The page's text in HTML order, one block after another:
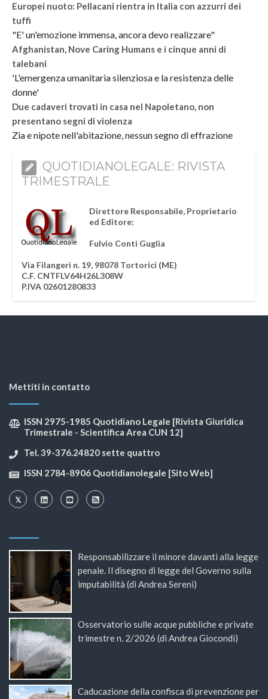
Europei nuoto: Pellacani rientra in Italia con azzurri dei
tuffi
"E' un'emozione immensa, ancora devo realizzare"
Afghanistan, Nove Caring Humans e i cinque anni di
talebani
'L'emergenza umanitaria silenziosa e la resistenza delle
donne'
Due cadaveri trovati in casa nel Napoletano, non
presentano segni di violenza
Zia e nipote nell'abitazione, nessun segno di effrazione
QUOTIDIANOLEGALE: RIVISTA
TRIMESTRALE
Direttore Responsabile, Proprietario
ed Editore:
Fulvio Conti Guglia
Via Filangeri n. 19, 98078 Tortorici (ME)
C.F. CNTFLV64H26L308W
P.IVA 02601280833
Mettiti in contatto
ISSN 2975-1985 Quotidiano Legale [Rivista Giuridica
Trimestrale - Scientifica Area CUN 12]
Tel. 39-376.24820 sette quattro
ISSN 2784-8906 Quotidianolegale [Sito Web]
Responsabilizzare il minore davanti alla legge
penale. Il disegno di legge del Governo sulla
imputabilità (di Andrea Sereni)
Osservatorio sulle acque pubbliche e private
trimestre n. 2/2026 (di Andrea Giocondi)
Caducazione della confisca di prevenzione per